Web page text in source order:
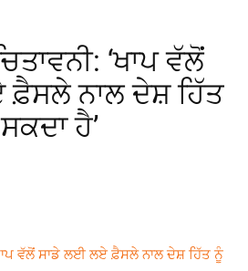
‘ਖਾਪ ਵੱਲੋਂ
ਨਾਲ ਦੇਸ਼ ਹਿੱਤ
ਹੈ’